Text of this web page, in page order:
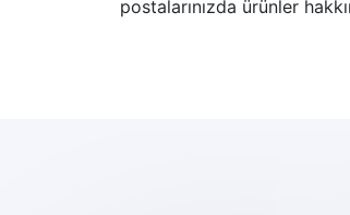
postalarınızda ürünler